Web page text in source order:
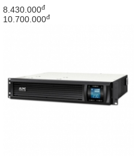
8.430.000đ
10.700.000đ